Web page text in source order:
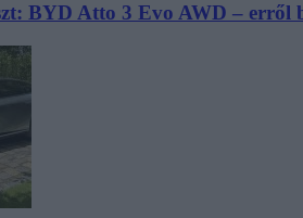
BYD Atto 3 Evo AWD – erről